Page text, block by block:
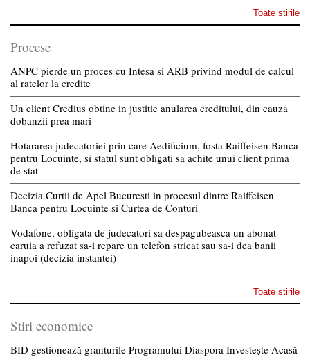
Toate stirile
Procese
ANPC pierde un proces cu Intesa si ARB privind modul de calcul
al ratelor la credite
Un client Credius obtine in justitie anularea creditului, din cauza
dobanzii prea mari
Hotararea judecatoriei prin care Aedificium, fosta Raiffeisen Banca
pentru Locuinte, si statul sunt obligati sa achite unui client prima
de stat
Decizia Curtii de Apel Bucuresti in procesul dintre Raiffeisen
Banca pentru Locuinte si Curtea de Conturi
Vodafone, obligata de judecatori sa despagubeasca un abonat
caruia a refuzat sa-i repare un telefon stricat sau sa-i dea banii
inapoi (decizia instantei)
Toate stirile
Stiri economice
BID gestionează granturile Programului Diaspora Investește Acasă